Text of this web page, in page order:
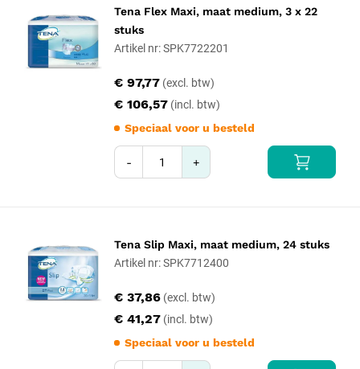
Tena Flex Maxi, maat medium, 3 x 22
stuks
Artikel nr: SPK7722201
€ 106,57
€ 97,77
Speciaal voor u besteld
- +
Tena Slip Maxi, maat medium, 24 stuks
Artikel nr: SPK7712400
€ 41,27
€ 37,86
Speciaal voor u besteld